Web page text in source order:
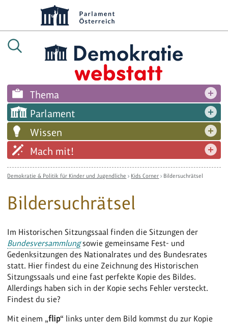
Thema
Parlament
Wissen
Mach mit!
Demokratie & Politik für Kinder und Jugendliche › Kids Corner › Bildersuchrätsel
Bildersuchrätsel
Im Historischen Sitzungssaal finden die Sitzungen der
Bundesversammlungsowie gemeinsame Fest- und
Gedenksitzungen des Nationalrates und des Bundesrates
statt. Hier findest du eine Zeichnung des Historischen
Sitzungssaals und eine fast perfekte Kopie des Bildes.
Allerdings haben sich in der Kopie sechs Fehler versteckt.
Findest du sie?
Mit einem „flip“ links unter dem Bild kommst du zur Kopie